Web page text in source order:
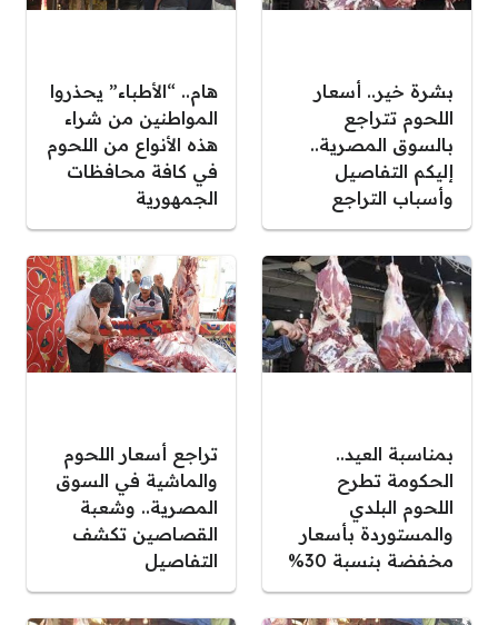
بشرة خير.. أسعار
اللحوم تتراجع
بالسوق المصرية..
إليكم التفاصيل
وأسباب التراجع
هام.. “الأطباء” يحذروا
المواطنين من شراء
هذه الأنواع من اللحوم
في كافة محافظات
الجمهورية
بمناسبة العيد..
الحكومة تطرح
اللحوم البلدي
والمستوردة بأسعار
مخفضة بنسبة 30%
تراجع أسعار اللحوم
والماشية في السوق
المصرية.. وشعبة
القصاصين تكشف
التفاصيل